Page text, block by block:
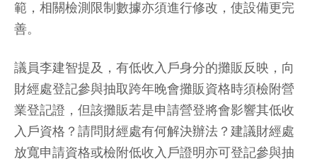
範，相關檢測限制數據亦須進行修改，使設備更完
善。
議員李建智提及，有低收入戶身分的攤販反映，向
財經處登記參與抽取跨年晚會攤販資格時須檢附營
業登記證，但該攤販若是申請營登將會影響其低收
入戶資格？請問財經處有何解決辦法？建議財經處
放寬申請資格或檢附低收入戶證明亦可登記參與抽